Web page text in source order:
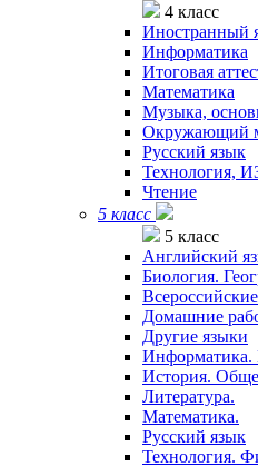
4 класс
Иностранный
Информатика
Итоговая
Математика
Музыка,
Окружающий
Русский язык
Технология,
Чтение
5 класс
5 класс
Английский
Биология.
Домашние
Другие языки
История.
Литература.
Математика.
Русский язык
Технология.